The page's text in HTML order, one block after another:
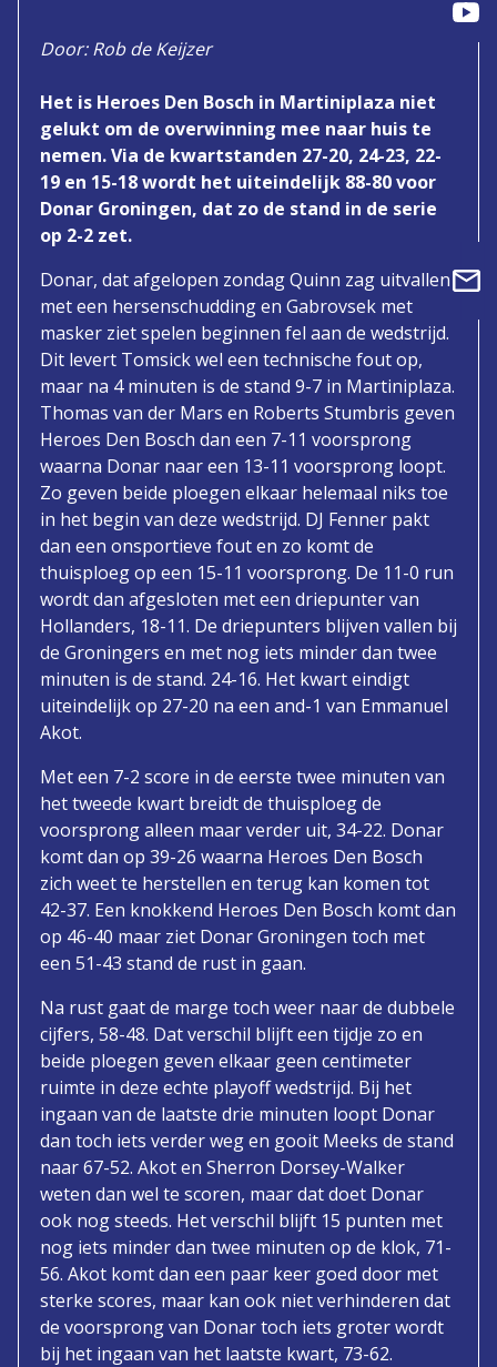
Door: Rob de Keijzer
Het is Heroes Den Bosch in Martiniplaza niet
gelukt om de overwinning mee naar huis te
nemen. Via de kwartstanden 27-20, 24-23, 22-
19 en 15-18 wordt het uiteindelijk 88-80 voor
Donar Groningen, dat zo de stand in de serie
op 2-2 zet.
Donar, dat afgelopen zondag Quinn zag uitvallen
met een hersenschudding en Gabrovsek met
masker ziet spelen beginnen fel aan de wedstrijd.
Dit levert Tomsick wel een technische fout op,
maar na 4 minuten is de stand 9-7 in Martiniplaza.
Thomas van der Mars en Roberts Stumbris geven
Heroes Den Bosch dan een 7-11 voorsprong
waarna Donar naar een 13-11 voorsprong loopt.
Zo geven beide ploegen elkaar helemaal niks toe
in het begin van deze wedstrijd. DJ Fenner pakt
dan een onsportieve fout en zo komt de
thuisploeg op een 15-11 voorsprong. De 11-0 run
wordt dan afgesloten met een driepunter van
Hollanders, 18-11. De driepunters blijven vallen bij
de Groningers en met nog iets minder dan twee
minuten is de stand. 24-16. Het kwart eindigt
uiteindelijk op 27-20 na een and-1 van Emmanuel
Akot.
Met een 7-2 score in de eerste twee minuten van
het tweede kwart breidt de thuisploeg de
voorsprong alleen maar verder uit, 34-22. Donar
komt dan op 39-26 waarna Heroes Den Bosch
zich weet te herstellen en terug kan komen tot
42-37. Een knokkend Heroes Den Bosch komt dan
op 46-40 maar ziet Donar Groningen toch met
een 51-43 stand de rust in gaan.
Na rust gaat de marge toch weer naar de dubbele
cijfers, 58-48. Dat verschil blijft een tijdje zo en
beide ploegen geven elkaar geen centimeter
ruimte in deze echte playoff wedstrijd. Bij het
ingaan van de laatste drie minuten loopt Donar
dan toch iets verder weg en gooit Meeks de stand
naar 67-52. Akot en Sherron Dorsey-Walker
weten dan wel te scoren, maar dat doet Donar
ook nog steeds. Het verschil blijft 15 punten met
nog iets minder dan twee minuten op de klok, 71-
56. Akot komt dan een paar keer goed door met
sterke scores, maar kan ook niet verhinderen dat
de voorsprong van Donar toch iets groter wordt
bij het ingaan van het laatste kwart, 73-62.